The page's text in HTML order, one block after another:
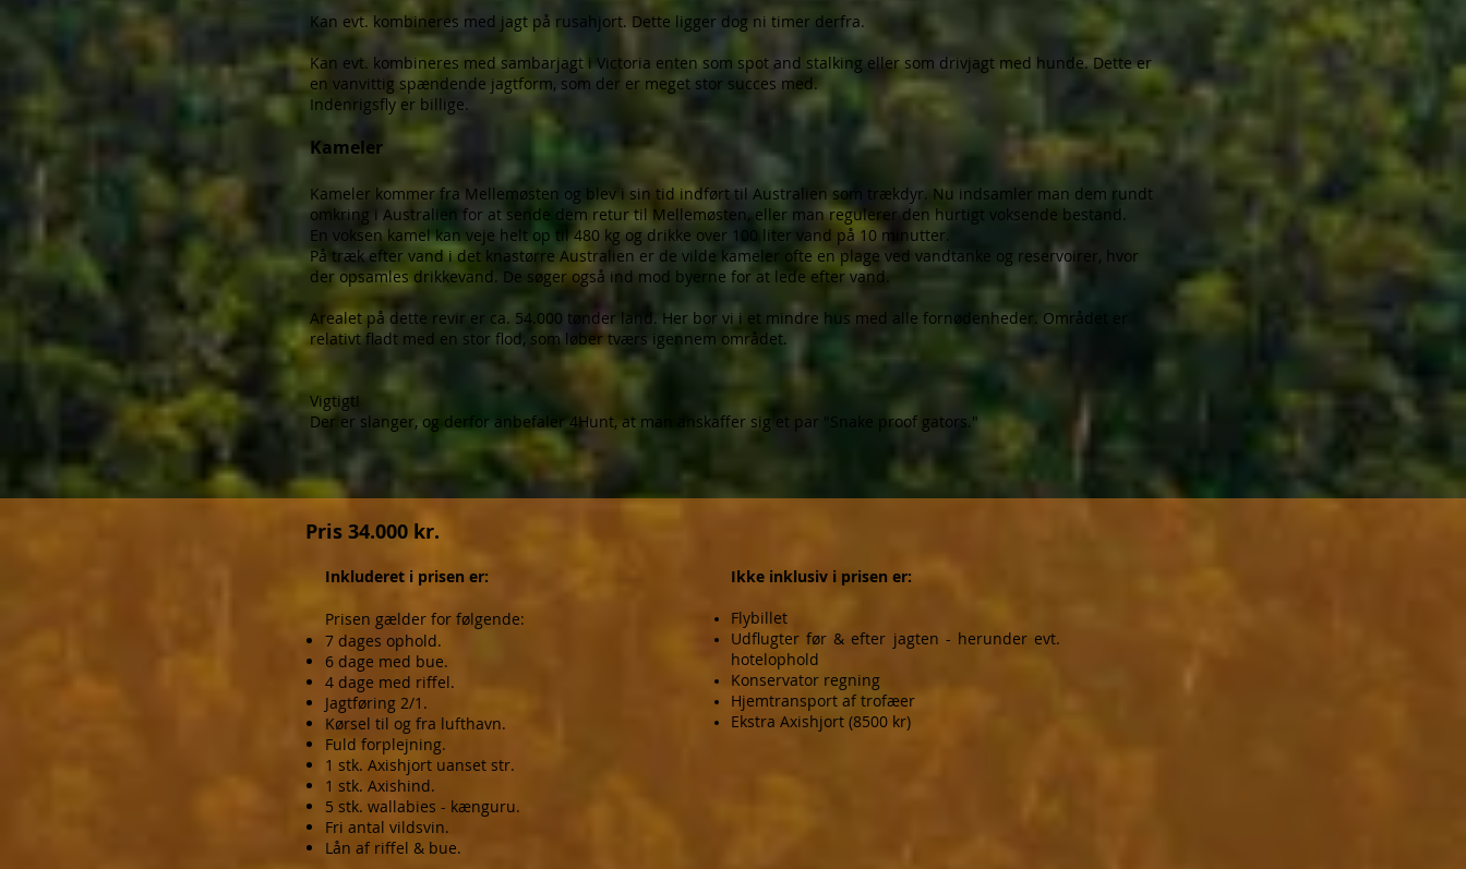
Kan evt. kombineres med jagt på rusahjort. Dette ligger dog ni timer derfra.
Kan evt. kombineres med sambarjagt i Victoria enten som spot and stalking eller som drivjagt med hunde. Dette er
en vanvittig spændende jagtform, som der er meget stor succes med.
Indenrigsfly er billige.
Kameler
Kameler kommer fra Mellemøsten og blev i sin tid indført til Australien som trækdyr. Nu indsamler man dem rundt
omkring i Australien for at sende dem retur til Mellemøsten, eller man regulerer den hurtigt voksende bestand.
En voksen kamel kan veje helt op til 480 kg og drikke over 100 liter vand på 10 minutter.
På træk efter vand i det knastørre Australien er de vilde kameler ofte en plage ved vandtanke og reservoirer, hvor
der opsamles drikkevand. De søger også ind mod byerne for at lede efter vand.
Arealet på dette revir er ca. 54.000 tønder land. Her bor vi i et mindre hus med alle fornødenheder. Området er
relativt fladt med en stor flod, som løber tværs igennem området.
Vigtigt!
Der er slanger, og derfor anbefaler 4Hunt, at man anskaffer sig et par "Snake proof gators."
Pris 34.000 kr.
Inkluderet i prisen er:
Prisen gælder for følgende:
7 dages ophold.
6 dage med bue.
4 dage med riffel.
Jagtføring 2/1.
Kørsel til og fra lufthavn.
Fuld forplejning.
1 stk. Axishjort uanset str.
1 stk. Axishind.
5 stk. wallabies - kænguru.
Fri antal vildsvin.
Lån af riffel & bue.
Ikke inklusiv i prisen er:
Flybillet
Udflugter før & efter jagten - herunder evt.
hotelophold
Konservator regning
Hjemtransport af trofæer
Ekstra Axishjort (8500 kr)